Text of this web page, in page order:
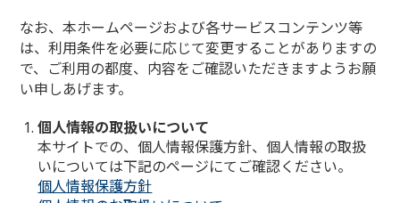
なお、本ホームページおよび各サービスコンテンツ等
は、利用条件を必要に応じて変更することがありますの
で、ご利用の都度、内容をご確認いただきますようお願
い申しあげます。
個人情報の取扱いについて
本サイトでの、個人情報保護方針、個人情報の取扱
いについては下記のページにてご確認ください。
個人情報保護方針